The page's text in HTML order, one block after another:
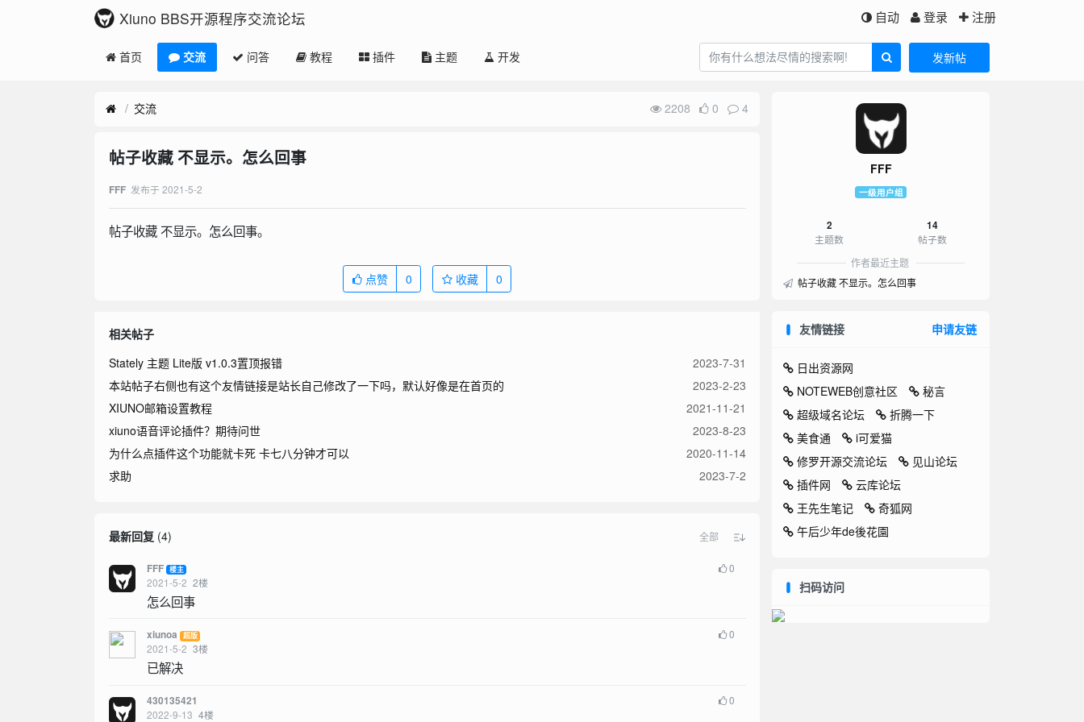
Xiuno BBS开源程序交流论坛 自动 登录 注册
首页 交流 问答 教程 插件 主题 开发 发新帖
交流 2208 0 4
帖子收藏 不显示。怎么回事
FFF 发布于 2021-5-2
帖子收藏 不显示。怎么回事。
点赞 0 收藏 0
相关帖子
Stately 主题 Lite版 v1.0.3置顶报错
2023-7-31
本站帖子右侧也有这个友情链接是站长自己修改了一下吗，默认好像是在首页的
2023-2-23
XIUNO邮箱设置教程
2021-11-21
xiuno语音评论插件？期待问世
2023-8-23
为什么点插件这个功能就卡死 卡七八分钟才可以
2020-11-14
求助
2023-7-2
最新回复(4) 全部
FFF 楼主
2021-5-2 2楼
0
怎么回事
xiunoa 超版
2021-5-2 3楼
0
已解决
430135421
2022-9-13 4楼
0
FFF
一级用户组
2
主题数
14
帖子数
作者最近主题
帖子收藏 不显示。怎么回事
友情链接 申请友链
日出资源网
NOTEWEB创意社区
秘言
超级域名论坛
折腾一下
美食通
i可爱猫
修罗开源交流论坛
见山论坛
插件网
云库论坛
王先生笔记
奇狐网
午后少年de後花園
扫码访问